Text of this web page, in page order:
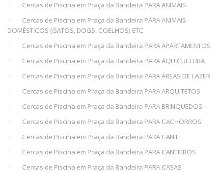
· Cercas de Piscina em Praça da Bandeira PARA ANIMAIS
· Cercas de Piscina em Praça da Bandeira PARA ANIMAIS
DOMÉSTICOS (GATOS, DOGS, COELHOS) ETC
· Cercas de Piscina em Praça da Bandeira PARA APARTAMENTOS
· Cercas de Piscina em Praça da Bandeira PARA AQUICULTURA
· Cercas de Piscina em Praça da Bandeira PARA ÁREAS DE LAZER
· Cercas de Piscina em Praça da Bandeira PARA ARQUITETOS
· Cercas de Piscina em Praça da Bandeira PARA BRINQUEDOS
· Cercas de Piscina em Praça da Bandeira PARA CACHORROS
· Cercas de Piscina em Praça da Bandeira PARA CANIL
· Cercas de Piscina em Praça da Bandeira PARA CANTEIROS
· Cercas de Piscina em Praça da Bandeira PARA CASAS